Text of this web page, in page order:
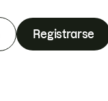
Registrarse